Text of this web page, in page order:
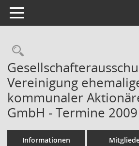
Toggle navigation
Rechercheauswahl
Vereinigung
kommunaler
GmbH - Termine 2009
Informationen